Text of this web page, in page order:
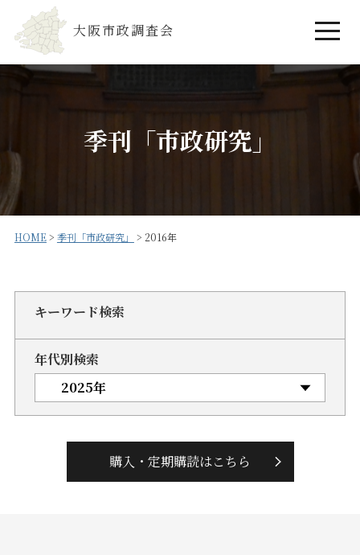
大阪市政調査会
季刊「市政研究」
HOME> 季刊「市政研究」 > 2016年
キーワード検索
年代別検索
購入・定期購読はこちら